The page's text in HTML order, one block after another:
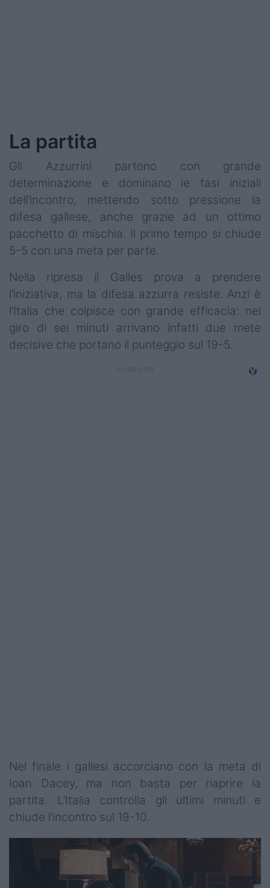
La partita
Gli Azzurrini partono con grande
determinazione e dominano le fasi iniziali
dell’incontro, mettendo sotto pressione la
difesa gallese, anche grazie ad un ottimo
pacchetto di mischia. Il primo tempo si chiude
5-5 con una meta per parte.
Nella ripresa il Galles prova a prendere
l’iniziativa, ma la difesa azzurra resiste. Anzi è
l’Italia che colpisce con grande efficacia: nel
giro di sei minuti arrivano infatti due mete
decisive che portano il punteggio sul 19-5.
Nel finale i gallesi accorciano con la meta di
Ioan Dacey, ma non basta per riaprire la
partita. L’Italia controlla gli ultimi minuti e
chiude l’incontro sul 19-10.